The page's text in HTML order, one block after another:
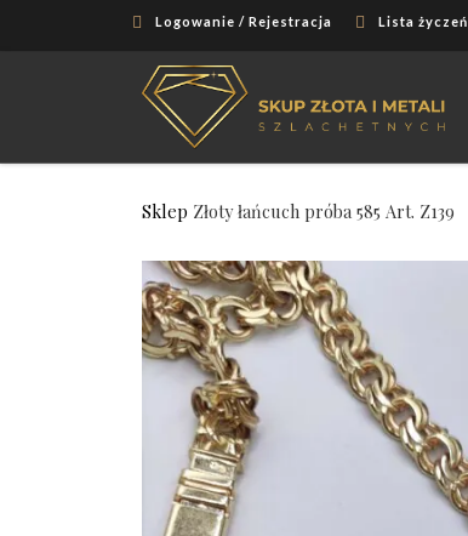
Skip to content
Logowanie / Rejestracja Lista życzeń
Sklep Złoty łańcuch próba 585 Art. Z139